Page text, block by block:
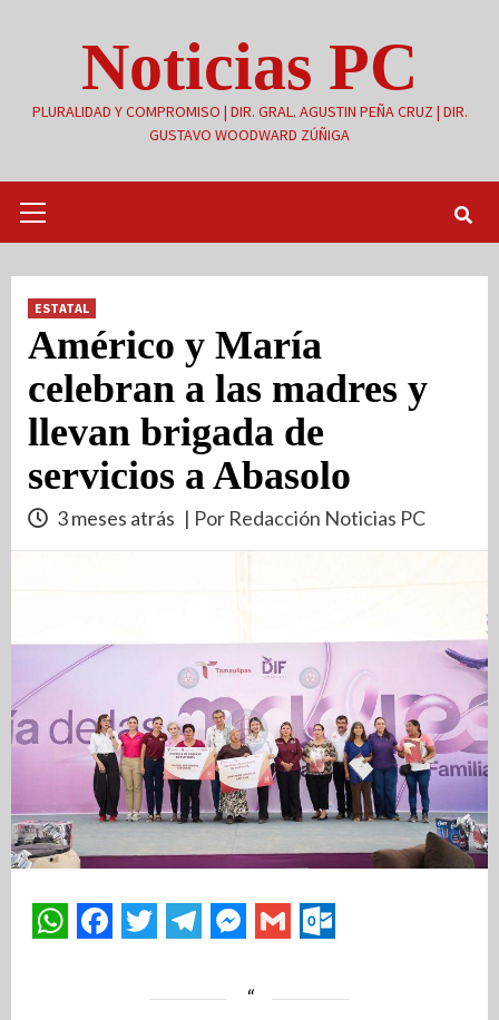
Noticias PC
PLURALIDAD Y COMPROMISO | DIR. GRAL. AGUSTIN PEÑA CRUZ | DIR.
GUSTAVO WOODWARD ZÚÑIGA
primario
ESTATAL
Américo y María
celebran a las madres y
llevan brigada de
servicios a Abasolo
3 meses atrás | Por Redacción Noticias PC